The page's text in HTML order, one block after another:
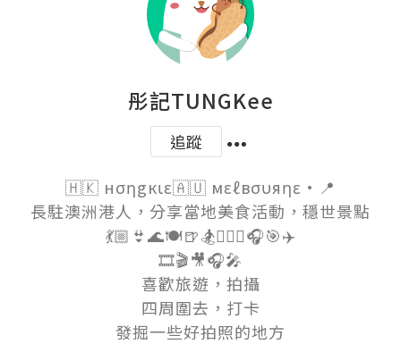
彤記TUNGKee
追蹤
🇭🇰 нσηgкιε🇦🇺 мεℓвσυяηε·📍
長駐澳洲港人，分享當地美食活動，穩世景點
💃🏼👙🌊🍽🍺🏂🏊🏼‍♀️🎧🎯✈️
🎞🎬🎥🎧🎤
喜歡旅遊，拍攝
四周圍去，打卡
發掘一些好拍照的地方